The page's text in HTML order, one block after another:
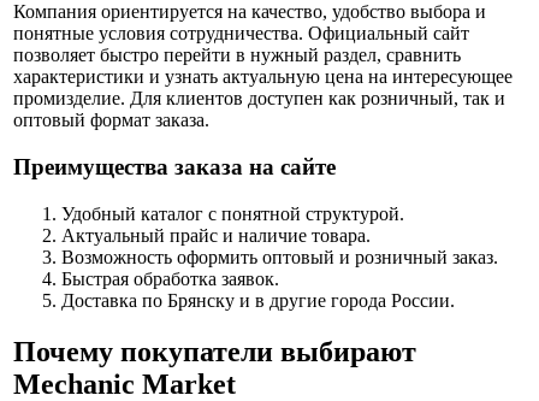
Компания ориентируется на качество, удобство выбора и
понятные условия сотрудничества. Официальный сайт
позволяет быстро перейти в нужный раздел, сравнить
характеристики и узнать актуальную цена на интересующее
промизделие. Для клиентов доступен как розничный, так и
оптовый формат заказа.
Преимущества заказа на сайте
Удобный каталог с понятной структурой.
Актуальный прайс и наличие товара.
Возможность оформить оптовый и розничный заказ.
Быстрая обработка заявок.
Доставка по Брянску и в другие города России.
Почему покупатели выбирают
Mechanic Market